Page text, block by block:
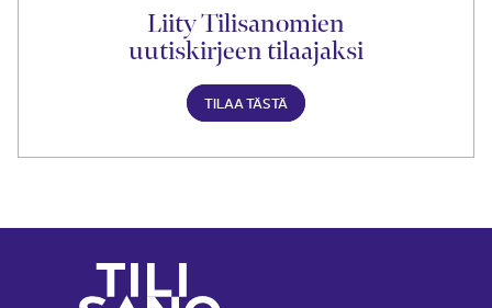
Liity Tilisanomien
uutiskirjeen tilaajaksi
TILAA TÄSTÄ